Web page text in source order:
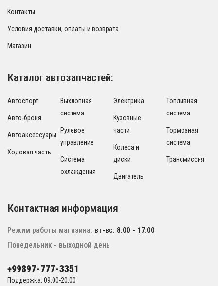
Контакты
Условия доставки, оплаты и возврата
Магазин
Каталог автозапчастей:
Автоспорт
Авто-броня
Автоаксессуары
Ходовая часть
Выхлопная
система
Рулевое
управление
Система
охлаждения
Электрика
Кузовные
части
Колеса и
диски
Двигатель
Топливная
система
Тормозная
система
Трансмиссия
Контактная информация
Режим работы магазина: вт-вс: 8:00 - 17:00
Понедельник - выходной день
+99897-777-3351
Поддержка: 09:00-20:00